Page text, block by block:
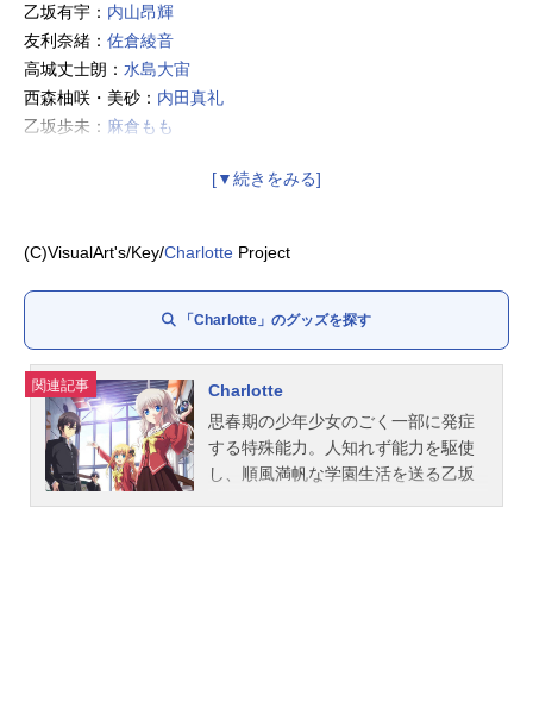
乙坂有宇： 内山昂輝
友利奈緒： 佐倉綾音
高城丈士朗： 水島大宙
西森柚咲・美砂： 内田真礼
乙坂歩未： 麻倉もも
(C)VisualArt's/Key/Charlotte Project
「Charlotte」のグッズを探す
関連記事
Charlotte
思春期の少年少女のごく一部に発症
する特殊能力。人知れず能力を駆使
し、順風満帆な学園生活を送る乙坂